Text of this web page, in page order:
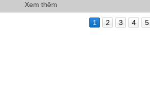
Xem thêm
1 2 3 4 5